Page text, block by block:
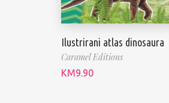
Ilustrirani atlas dinosaura
Caramel Editions
KM9.90